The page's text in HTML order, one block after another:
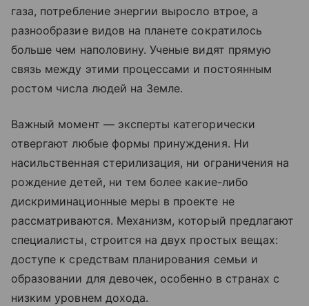
газа, потребление энергии выросло втрое, а
разнообразие видов на планете сократилось
больше чем наполовину. Ученые видят прямую
связь между этими процессами и постоянным
ростом числа людей на Земле.
Важный момент — эксперты категорически
отвергают любые формы принуждения. Ни
насильственная стерилизация, ни ограничения на
рождение детей, ни тем более какие-либо
дискриминационные меры в проекте не
рассматриваются. Механизм, который предлагают
специалисты, строится на двух простых вещах:
доступе к средствам планирования семьи и
образовании для девочек, особенно в странах с
низким уровнем дохода.